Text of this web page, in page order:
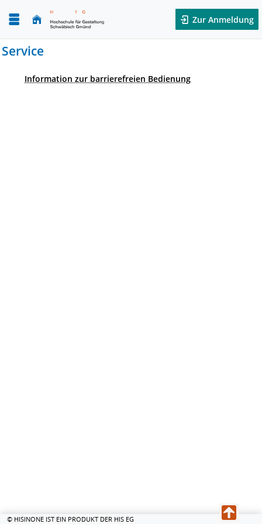
Zur Anmeldung
Service
Information zur barrierefreien Bedienung
© HISINONE IST EIN PRODUKT DER HIS EG